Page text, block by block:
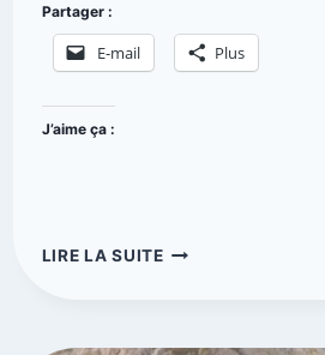
Partager :
E-mail Plus
J’aime ça :
LIRE LA SUITE